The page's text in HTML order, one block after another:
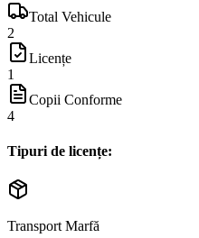
Total Vehicule
2
Licențe
1
Copii Conforme
4
Tipuri de licențe:
Transport Marfă